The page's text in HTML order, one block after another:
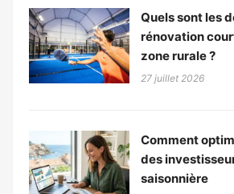
Quels sont les
rénovation
zone rurale ?
27 juillet 2026
Comment
des
saisonnière